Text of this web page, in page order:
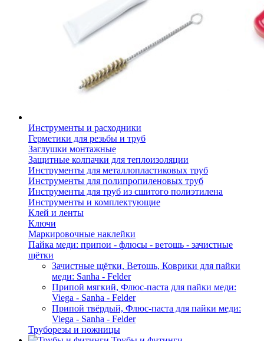
Инструменты и расходники
Герметики для резьбы и труб
Заглушки монтажные
Защитные колпачки для теплоизоляции
Инструменты для металлопластиковых труб
Инструменты для полипропиленовых труб
Инструменты для труб из сшитого полиэтилена
Инструменты и комплектующие
Клей и ленты
Ключи
Маркировочные наклейки
Пайка меди: припои - флюсы - ветошь - зачистные
щётки
Зачистные щётки, Ветошь, Коврики для пайки
меди: Sanha - Felder
Припой мягкий, Флюс-паста для пайки меди:
Viega - Sanha - Felder
Припой твёрдый, Флюс-паста для пайки меди:
Viega - Sanha - Felder
Труборезы и ножницы